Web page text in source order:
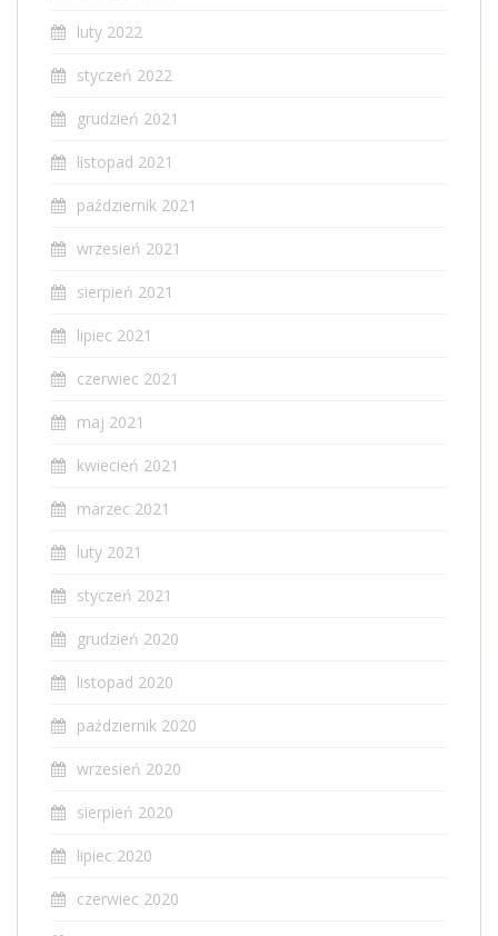
luty 2022
styczeń 2022
grudzień 2021
listopad 2021
październik 2021
wrzesień 2021
sierpień 2021
lipiec 2021
czerwiec 2021
maj 2021
kwiecień 2021
marzec 2021
luty 2021
styczeń 2021
grudzień 2020
listopad 2020
październik 2020
wrzesień 2020
sierpień 2020
lipiec 2020
czerwiec 2020